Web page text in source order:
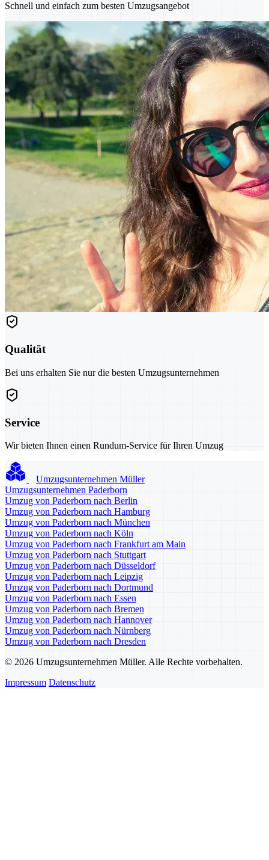
Schnell und einfach zum besten Umzugsangebot
Qualität
Bei uns erhalten Sie nur die besten Umzugsunternehmen
Service
Wir bieten Ihnen einen Rundum-Service für Ihren Umzug
Umzugsunternehmen Müller
Umzugsunternehmen Paderborn
Umzug von Paderborn nach Berlin
Umzug von Paderborn nach Hamburg
Umzug von Paderborn nach München
Umzug von Paderborn nach Köln
Umzug von Paderborn nach Frankfurt am Main
Umzug von Paderborn nach Stuttgart
Umzug von Paderborn nach Düsseldorf
Umzug von Paderborn nach Leipzig
Umzug von Paderborn nach Dortmund
Umzug von Paderborn nach Essen
Umzug von Paderborn nach Bremen
Umzug von Paderborn nach Hannover
Umzug von Paderborn nach Nürnberg
Umzug von Paderborn nach Dresden
© 2026 Umzugsunternehmen Müller. Alle Rechte vorbehalten.
Impressum Datenschutz